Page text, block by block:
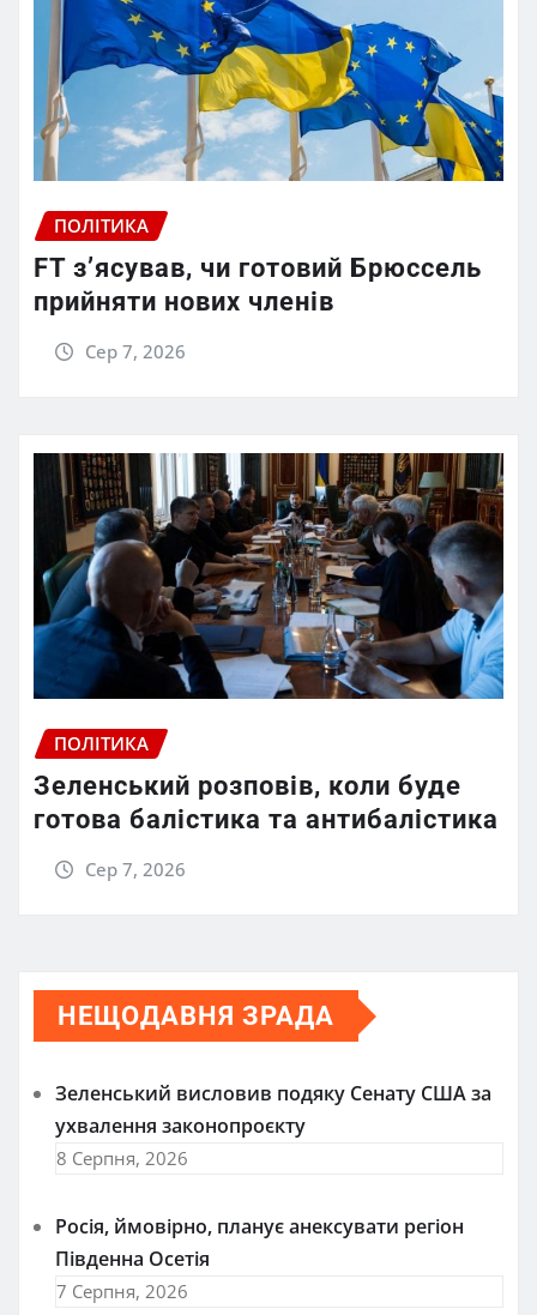
ПОЛІТИКА
FT зʼясував, чи готовий Брюссель
прийняти нових членів
Сер 7, 2026
ПОЛІТИКА
Зеленський розповів, коли буде
готова балістика та антибалістика
Сер 7, 2026
НЕЩОДАВНЯ ЗРАДА
Зеленський висловив подяку Сенату США за
ухвалення законопроєкту
8 Серпня, 2026
Росія, ймовірно, планує анексувати регіон
Південна Осетія
7 Серпня, 2026